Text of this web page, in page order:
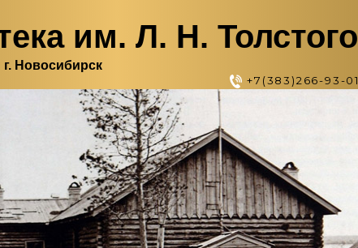
им. Л. Н. Толстого
Новосибирск
+7(383)266-93-01